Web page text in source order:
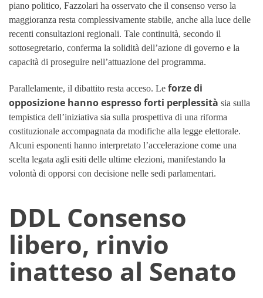
piano politico, Fazzolari ha osservato che il consenso verso la
maggioranza resta complessivamente stabile, anche alla luce delle
recenti consultazioni regionali. Tale continuità, secondo il
sottosegretario, conferma la solidità dell’azione di governo e la
capacità di proseguire nell’attuazione del programma.
Parallelamente, il dibattito resta acceso. Le forze di
opposizione hanno espresso forti perplessità sia sulla
tempistica dell’iniziativa sia sulla prospettiva di una riforma
costituzionale accompagnata da modifiche alla legge elettorale.
Alcuni esponenti hanno interpretato l’accelerazione come una
scelta legata agli esiti delle ultime elezioni, manifestando la
volontà di opporsi con decisione nelle sedi parlamentari.
DDL Consenso
libero, rinvio
inatteso al Senato